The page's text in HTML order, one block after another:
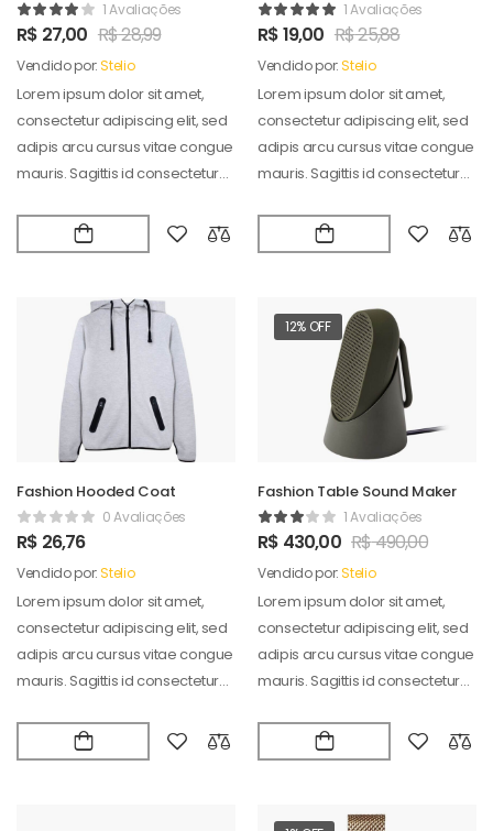
1 Avaliações
R$ 27,00 R$28,99
Vendido por:Stelio
Lorem ipsum dolor sit amet,
consectetur adipiscing elit, sed
adipis arcu cursus vitae congue
mauris. Sagittis id consectetur
1 Avaliações
R$19,00 R$25,88
Vendido por:Stelio
Lorem ipsum dolor sit amet,
consectetur adipiscing elit, sed
adipis arcu cursus vitae congue
mauris. Sagittis id consectetur
Fashion Hooded Coat
0 Avaliações
R$ 26,76
Vendido por:Stelio
Lorem ipsum dolor sit amet,
consectetur adipiscing elit, sed
adipis arcu cursus vitae congue
mauris. Sagittis id consectetur
12% OFF
Fashion Table Sound Maker
1 Avaliações
R$ 430,00 R$490,00
Vendido por:Stelio
Lorem ipsum dolor sit amet,
consectetur adipiscing elit, sed
adipis arcu cursus vitae congue
mauris. Sagittis id consectetur